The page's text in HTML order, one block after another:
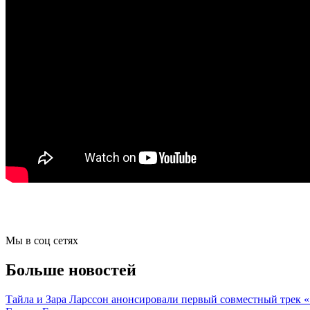
Мы в соц сетях
Больше новостей
Тайла и Зара Ларссон анонсировали первый совместный